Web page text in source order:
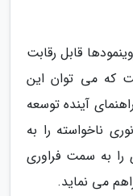
قابل رقابت
که می توان این
آینده توسعه
ناخواسته را به
را به سمت فراوری
می نماید.